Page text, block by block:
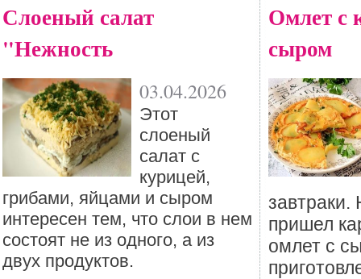
Слоеный салат
"Нежность
03.04.2026
Этот
слоеный
салат с
курицей,
грибами, яйцами и сыром
интересен тем, что слои в нем
состоят не из одного, а из
двух продуктов.
Омлет с
сыром
завтраки.
пришел
омлет с